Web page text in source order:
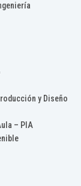
y Diseño
– PIA